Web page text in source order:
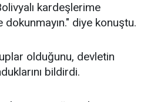
kardeşlerime
diye konuştu.
olduğunu, devletin
bildirdi.